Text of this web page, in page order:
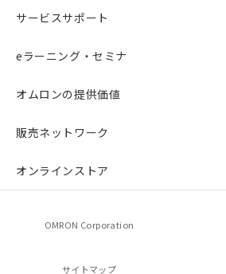
サービスサポート
eラーニング・セミナ
オムロンの提供価値
販売ネットワーク
オンラインストア
OMRON Corporation
サイトマップ